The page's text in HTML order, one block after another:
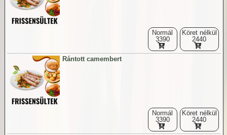
Normál
3390
Köret nélkül
2440
Rántott camembert
Normál
3390
Köret nélkül
2440